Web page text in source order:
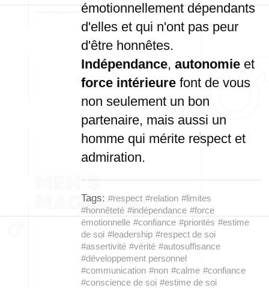
émotionnellement dépendants
d'elles et qui n'ont pas peur
d'être honnêtes.
Indépendance, autonomie et
force intérieure font de vous
non seulement un bon
partenaire, mais aussi un
homme qui mérite respect et
admiration.
Tags: #respect #relation #limites
#honnêteté #indépendance #force
émotionnelle #confiance #priorités #estime
de soi #leadership #respect de soi
#assertivité #vérité #autosuffisance
#développement personnel
#communication #non #calme #confiance
#conscience de soi #estime de soi